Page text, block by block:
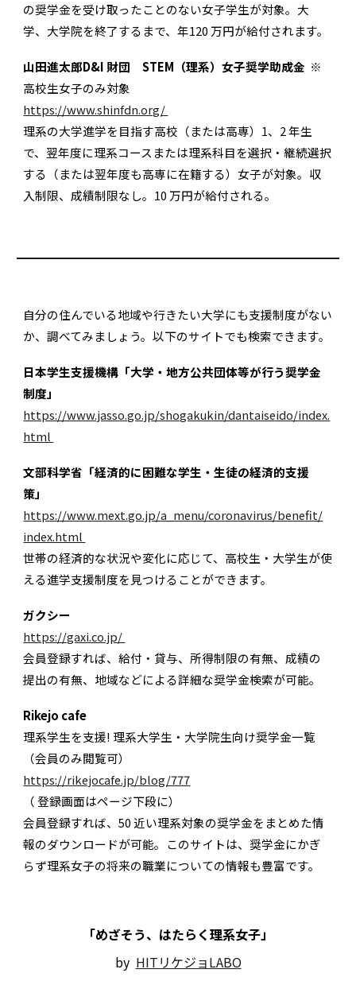
の奨学金を受け取ったことのない女子学生が対象。大
学、大学院を終了するまで、年120 万円が給付されます。
山田進太郎D&I 財団 STEM（理系）女子奨学助成金 ※
高校生女子のみ対象
https://www.shinfdn.org/
理系の大学進学を目指す高校（または高専）1、2 年生
で、翌年度に理系コースまたは理系科目を選択・継続選択
する（または翌年度も高専に在籍する）女子が対象。収
入制限、成績制限なし。10 万円が給付される。
自分の住んでいる地域や行きたい大学にも支援制度がない
か、調べてみましょう。以下のサイトでも検索できます。
日本学生支援機構「大学・地方公共団体等が行う奨学金
制度」
https://www.jasso.go.jp/shogakukin/dantaiseido/index.
html
文部科学省「経済的に困難な学生・生徒の経済的支援
策」
https://www.mext.go.jp/a_menu/coronavirus/benefit/
index.html
世帯の経済的な状況や変化に応じて、高校生・大学生が使
える進学支援制度を見つけることができます。
ガクシー
https://gaxi.co.jp/
会員登録すれば、給付・貸与、所得制限の有無、成績の
提出の有無、地域などによる詳細な奨学金検索が可能。
Rikejo cafe
理系学生を支援! 理系大学生・大学院生向け奨学金一覧
（会員のみ閲覧可）
https://rikejocafe.jp/blog/777
（ 登録画面はページ下段に）
会員登録すれば、50 近い理系対象の奨学金をまとめた情
報のダウンロードが可能。このサイトは、奨学金にかぎ
らず理系女子の将来の職業についての情報も豊富です。
「めざそう、はたらく理系女子」
by HITリケジョLABO